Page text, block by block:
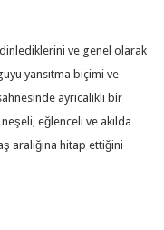
dinlediklerini ve genel olarak
yansıtma biçimi ve
ayrıcalıklı bir
eğlenceli ve akılda
aralığına hitap ettiğini